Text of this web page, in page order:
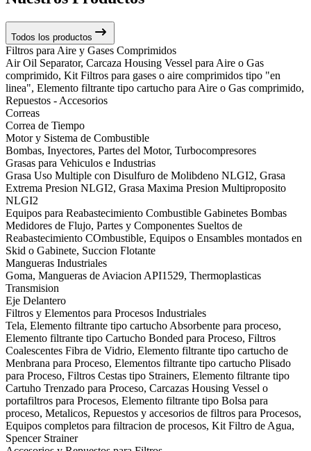
Todos los productos
Filtros para Aire y Gases Comprimidos
Air Oil Separator, Carcaza Housing Vessel para Aire o Gas
comprimido, Kit Filtros para gases o aire comprimidos tipo "en
linea", Elemento filtrante tipo cartucho para Aire o Gas comprimido,
Repuestos - Accesorios
Correas
Correa de Tiempo
Motor y Sistema de Combustible
Bombas, Inyectores, Partes del Motor, Turbocompresores
Grasas para Vehiculos e Industrias
Grasa Uso Multiple con Disulfuro de Molibdeno NLGI2, Grasa
Extrema Presion NLGI2, Grasa Maxima Presion Multiproposito
NLGI2
Equipos para Reabastecimiento Combustible Gabinetes Bombas
Medidores de Flujo, Partes y Componentes Sueltos de
Reabastecimiento COmbustible, Equipos o Ensambles montados en
Skid o Gabinete, Succion Flotante
Mangueras Industriales
Goma, Mangueras de Aviacion API1529, Thermoplasticas
Transmision
Eje Delantero
Filtros y Elementos para Procesos Industriales
Tela, Elemento filtrante tipo cartucho Absorbente para proceso,
Elemento filtrante tipo Cartucho Bonded para Proceso, Filtros
Coalescentes Fibra de Vidrio, Elemento filtrante tipo cartucho de
Menbrana para Proceso, Elementos filtrante tipo cartucho Plisado
para Proceso, Filtros Cestas tipo Strainers, Elemento filtrante tipo
Cartuho Trenzado para Proceso, Carcazas Housing Vessel o
portafiltros para Procesos, Elemento filtrante tipo Bolsa para
proceso, Metalicos, Repuestos y accesorios de filtros para Procesos,
Equipos completos para filtracion de procesos, Kit Filtro de Agua,
Spencer Strainer